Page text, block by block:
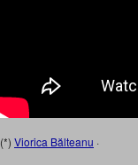
(*) Viorica Bălteanu ·